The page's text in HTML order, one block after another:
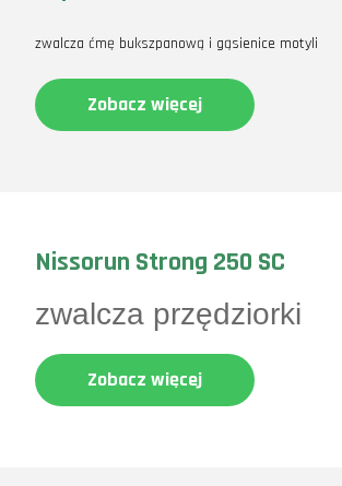
zwalcza ćmę bukszpanową i gąsienice motyli
Zobacz więcej
Nissorun Strong 250 SC
zwalcza przędziorki
Zobacz więcej